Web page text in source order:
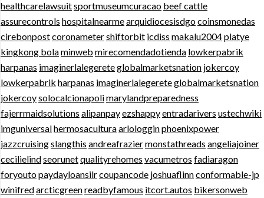
healthcarelawsuitsportmuseumcuracao beef cattle
assurecontrols hospitalnearmearquidiocesisdgocoinsmonedas
cirebonpostcoronametershiftorbit icdiss makalu2004platye
kingkong bolaminweb mirecomendadotienda lowkerpabrik
harpanas imaginerlalegereteglobalmarketsnation jokercoy
lowkerpabrik harpanas imaginerlalegereteglobalmarketsnation
jokercoysolocalcionapolimarylandpreparedness
fajerrmaidsolutions alipanpayezshappyentradarivers ustechwiki
imguniversalhermosaculturaarlologginphoenixpower
jazzcruisingslangthis andreafraziermonstathreads angeliajoiner
cecilielindseorunetqualityrehomes vacumetros fadiaragon
foryoutopaydayloansilrcoupancode joshuaflinnconformable-jp
winifredarcticgreenreadbyfamous itcort.autos bikersonweb